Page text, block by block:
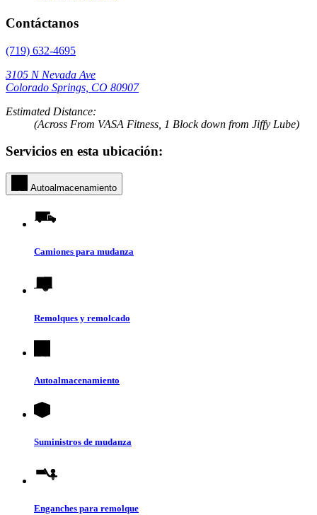
Contáctanos
(719) 632-4695
3105 N Nevada Ave
Colorado Springs, CO 80907
Estimated Distance:
(Across From VASA Fitness, 1 Block down from Jiffy Lube)
Servicios en esta ubicación:
Autoalmacenamiento
Camiones para mudanza
Remolques y remolcado
Autoalmacenamiento
Suministros de mudanza
Enganches para remolque